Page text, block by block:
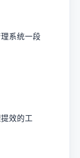
系统一段
效的工